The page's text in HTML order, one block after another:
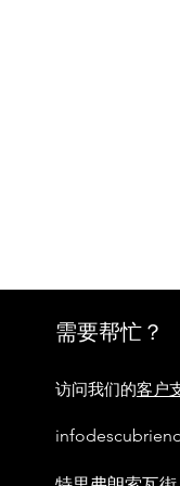
需要帮忙？
访问我们的客户